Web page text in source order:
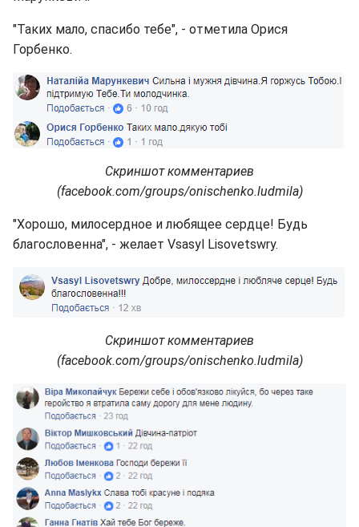
"Таких мало, спасибо тебе", - отметила Орися
Горбенко.
Скриншот комментариев
(facebook.com/groups/onischenko.ludmila)
"Хорошо, милосердное и любящее сердце! Будь
благословенна", - желает Vsasyl Lisovetswry.
Скриншот комментариев
(facebook.com/groups/onischenko.ludmila)